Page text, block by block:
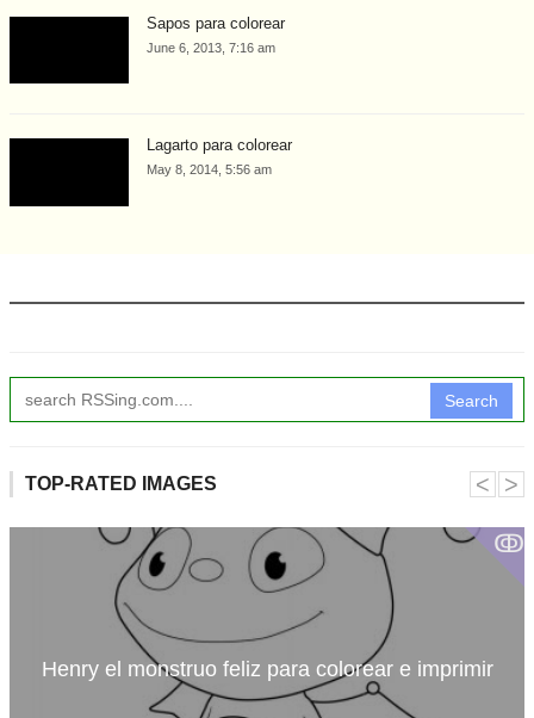
Sapos para colorear
June 6, 2013, 7:16 am
Lagarto para colorear
May 8, 2014, 5:56 am
Search
TOP-RATED IMAGES
ↂ
Henry el monstruo feliz para colorear e imprimir
˂ ˃